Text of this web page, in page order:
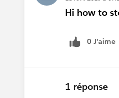
Hi how to
0 J’aime
1 réponse